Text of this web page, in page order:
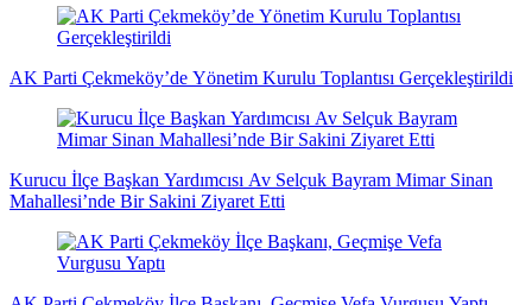
AK Parti Çekmeköy’de Yönetim Kurulu Toplantısı Gerçekleştirildi
Kurucu İlçe Başkan Yardımcısı Av Selçuk Bayram Mimar Sinan
Mahallesi’nde Bir Sakini Ziyaret Etti